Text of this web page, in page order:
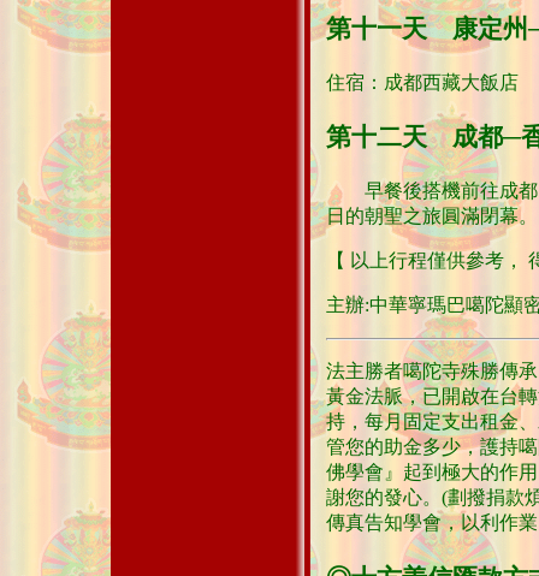
第十一天 康定州
住宿：成都西藏大飯店
第十二天 成都─
早餐後搭機前往成都
日的朝聖之旅圓滿閉幕。
【 以上行程僅供參考，
主辦:中華寧瑪巴噶陀顯
法主勝者噶陀寺殊勝傳
黃金法脈，已開啟在台
持， 每月固定支出租金
管您的助金多少，護持
佛學會』起到極大的作
謝您的發心。 (劃撥捐款
傳真告知學會，以利作